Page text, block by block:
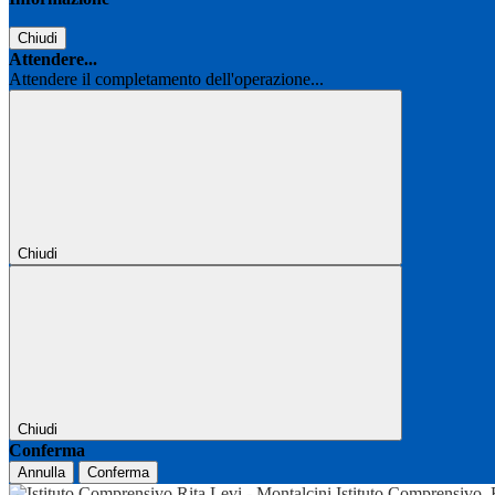
Chiudi
Attendere...
Attendere il completamento dell'operazione...
Chiudi
Chiudi
Conferma
Annulla Conferma